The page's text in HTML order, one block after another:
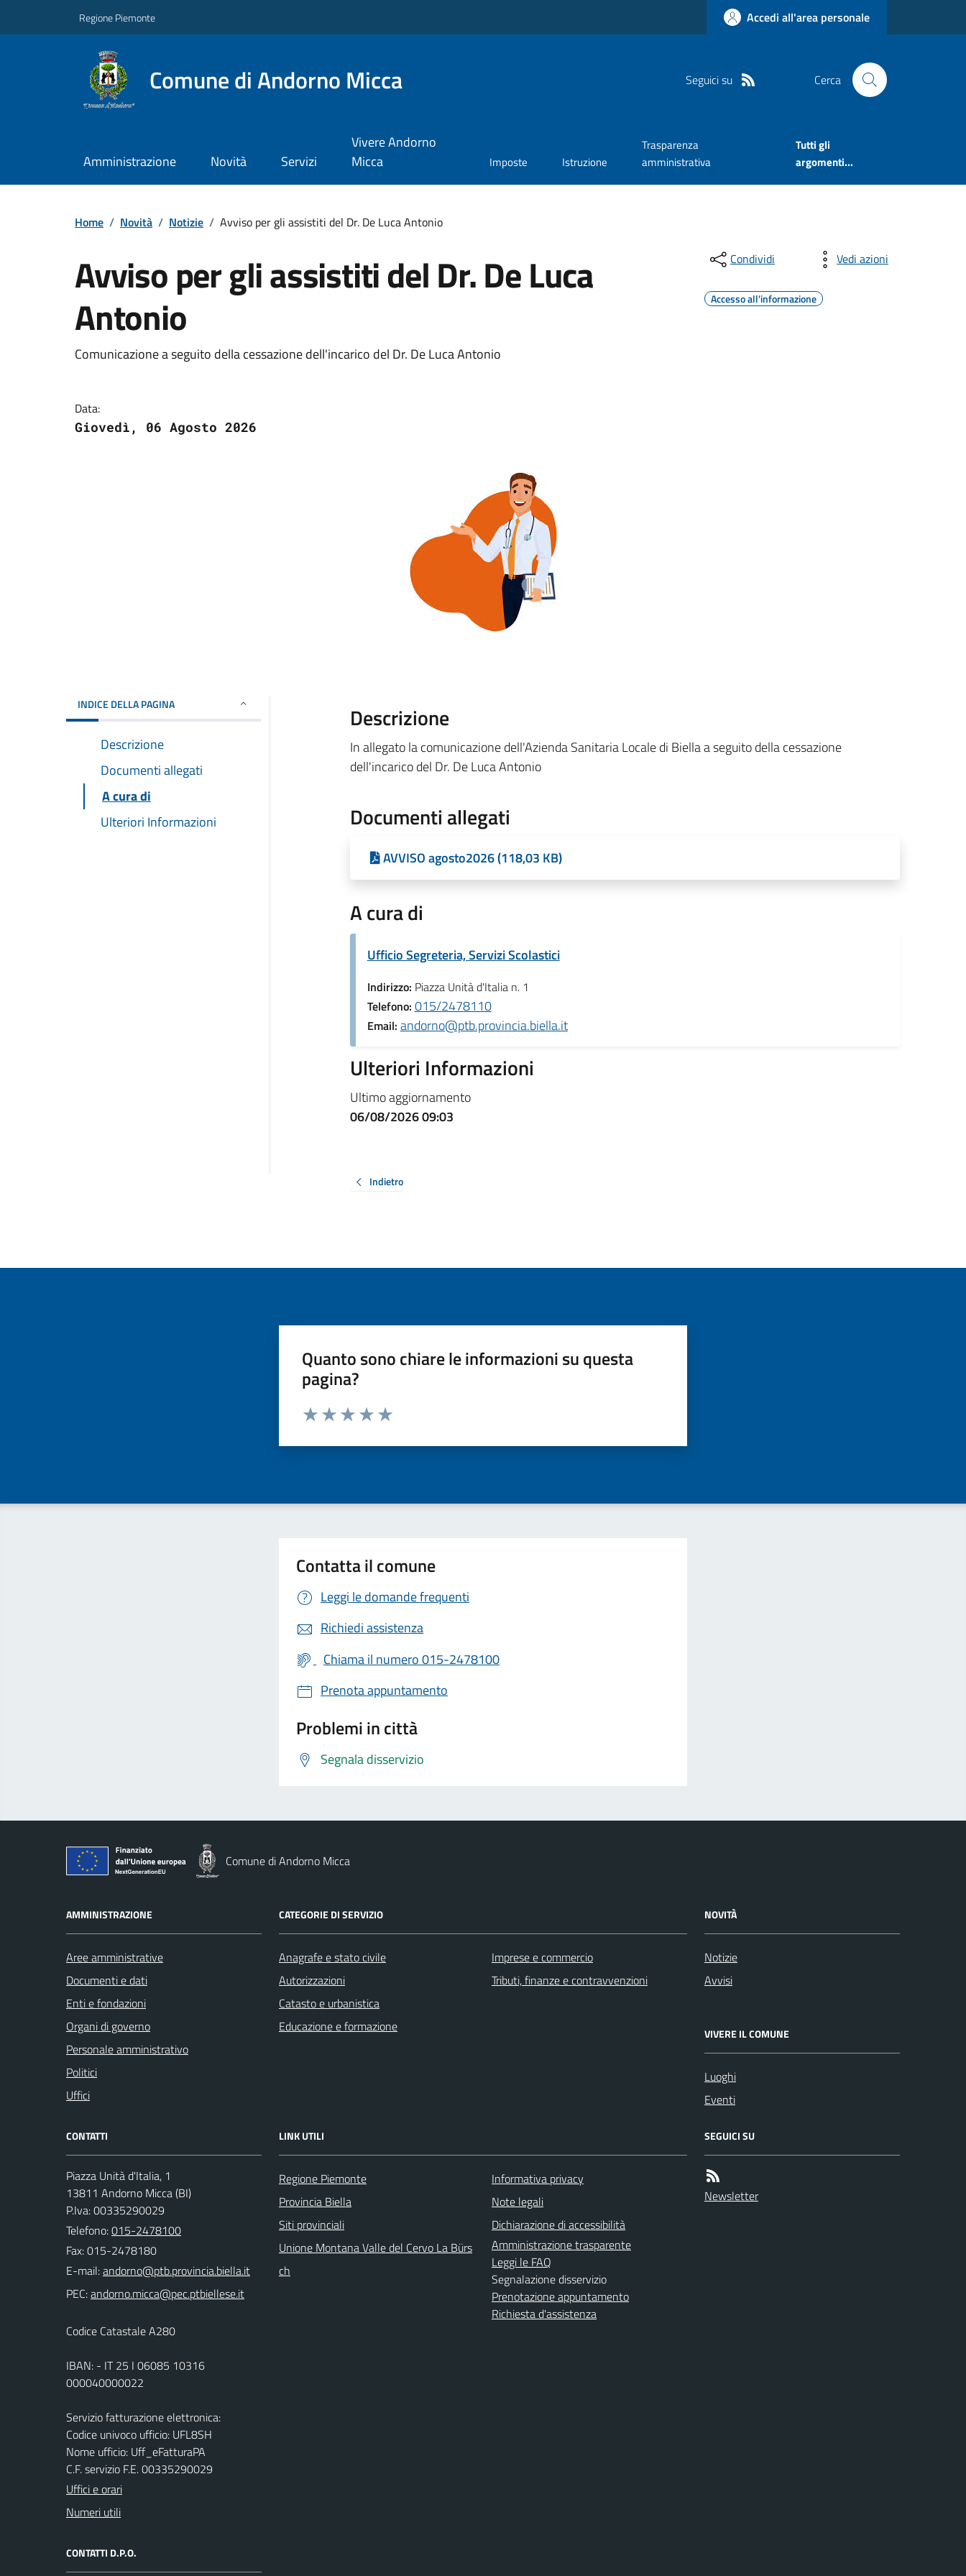
Regione Piemonte Accedi all'area personale
Comune di Andorno Micca Seguici su Cerca
Amministrazione Novità Servizi
Vivere Andorno
Micca
Imposte Istruzione
Trasparenza
amministrativa
Tutti gli
argomenti...
Home / Novità / Notizie / Avviso per gli assistiti del Dr. De Luca Antonio
Avviso per gli assistiti del Dr. De Luca
Antonio
Comunicazione a seguito della cessazione dell'incarico del Dr. De Luca Antonio
Data:
Giovedì, 06 Agosto 2026
Condividi Vedi azioni
Accesso all'informazione
INDICE DELLA PAGINA
Descrizione
Documenti allegati
A cura di
Ulteriori Informazioni
Descrizione
In allegato la comunicazione dell'Azienda Sanitaria Locale di Biella a seguito della cessazione
dell'incarico del Dr. De Luca Antonio
Documenti allegati
AVVISO agosto2026 (118,03 KB)
A cura di
Ufficio Segreteria, Servizi Scolastici
Indirizzo: Piazza Unità d'Italia n. 1
Telefono: 015/2478110
Email: andorno@ptb.provincia.biella.it
Ulteriori Informazioni
Ultimo aggiornamento
06/08/2026 09:03
Indietro
Quanto sono chiare le informazioni su questa
pagina?
Valuta da 1 a 5 stelle la pagina
Contatta il comune
Leggi le domande frequenti
Richiedi assistenza
Chiama il numero 015-2478100
Prenota appuntamento
Problemi in città
Segnala disservizio
Comune di Andorno Micca
AMMINISTRAZIONE
Aree amministrative
Documenti e dati
Enti e fondazioni
Organi di governo
Personale amministrativo
Politici
Uffici
CATEGORIE DI SERVIZIO
Anagrafe e stato civile
Autorizzazioni
Catasto e urbanistica
Educazione e formazione
Imprese e commercio
Tributi, finanze e contravvenzioni
NOVITÀ
Notizie
Avvisi
VIVERE IL COMUNE
Luoghi
Eventi
CONTATTI
Piazza Unità d'Italia, 1
13811 Andorno Micca (BI)
P.Iva: 00335290029
Telefono:015-2478100
Fax: 015-2478180
E-mail:
PEC:
Codice Catastale A280
IBAN: - IT 25 I 06085 10316
000040000022
Servizio fatturazione elettronica:
Codice univoco ufficio: UFL8SH
Nome ufficio: Uff_eFatturaPA
C.F. servizio F.E. 00335290029
Uffici e orari
Numeri utili
CONTATTI D.P.O.
LINK UTILI
Regione Piemonte
Provincia Biella
Siti provinciali
Unione Montana Valle del Cervo La Bürs
ch
Informativa privacy
Note legali
Dichiarazione di accessibilità
Amministrazione trasparente
Leggi le FAQ
Segnalazione disservizio
Prenotazione appuntamento
Richiesta d'assistenza
SEGUICI SU
Newsletter